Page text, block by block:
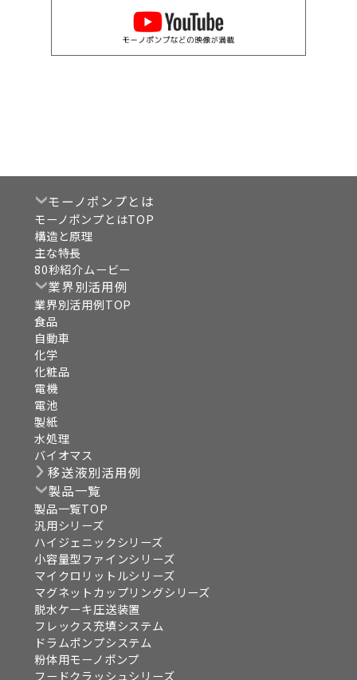
モーノポンプとは
モーノポンプとはTOP
構造と原理
主な特長
80秒紹介ムービー
業界別活用例
業界別活用例TOP
食品
自動車
化学
化粧品
電機
電池
製紙
水処理
バイオマス
移送液別活用例
製品一覧
製品一覧TOP
汎用シリーズ
ハイジェニックシリーズ
小容量型ファインシリーズ
マイクロリットルシリーズ
マグネットカップリングシリーズ
脱水ケーキ圧送装置
フレックス充填システム
ドラムポンプシステム
粉体用モーノポンプ
フードクラッシュシリーズ